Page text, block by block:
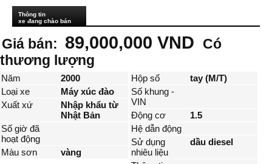
Thông tin
xe đang chào bán
Giá bán: 89,000,000 VND
Có
thương lượng
Năm
2000
Loại xe
Máy xúc đào
Xuất xứ
Nhập khẩu từ
Nhật Bản
Số giờ đã
hoạt động
Màu sơn
vàng
Hộp số
tay (M/T)
Số khung -
VIN
Động cơ
1.5
Hệ dẫn động
Sử dụng
nhiêu liệu
dầu diesel